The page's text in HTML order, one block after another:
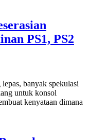
PS1, PS2
banyak spekulasi
untuk konsol
kenyataan dimana